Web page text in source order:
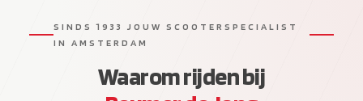
SINDS 1933 JOUW SCOOTERSPECIALIST
IN AMSTERDAM
Waarom rijden bij